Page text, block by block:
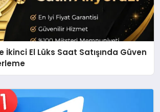
İkinci El Lüks Saat Satışında Güven